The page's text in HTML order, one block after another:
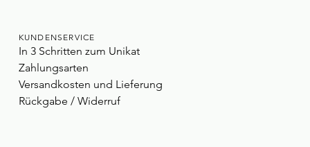
KUNDENSERVICE
In 3 Schritten zum Unikat
Zahlungsarten
Versandkosten und Lieferung
Rückgabe / Widerruf